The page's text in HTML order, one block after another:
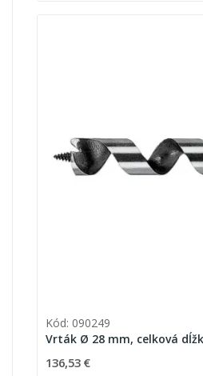
Kód: 090249
Vrták Ø 28 mm, celková
136,53 €